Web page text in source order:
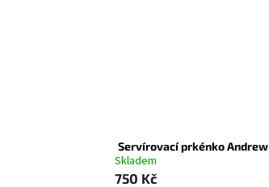
Servírovací prkénko Andrew
Skladem
750 Kč